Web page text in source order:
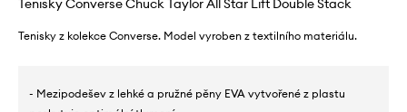
Tenisky Converse Chuck Taylor All Star Lift Double Stack
Tenisky z kolekce Converse. Model vyroben z textilního materiálu.
- Mezipodešev z lehké a pružné pěny EVA vytvořené z plastu